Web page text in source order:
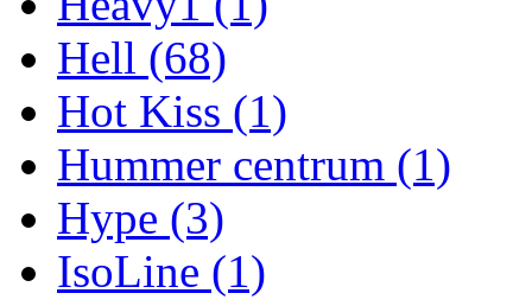
Hell (68)
Hot Kiss (1)
Hummer centrum (1)
Hype (3)
IsoLine (1)